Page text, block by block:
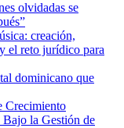
olvidadas se
creación,
el reto jurídico para
dominicano que
Crecimiento
la Gestión de